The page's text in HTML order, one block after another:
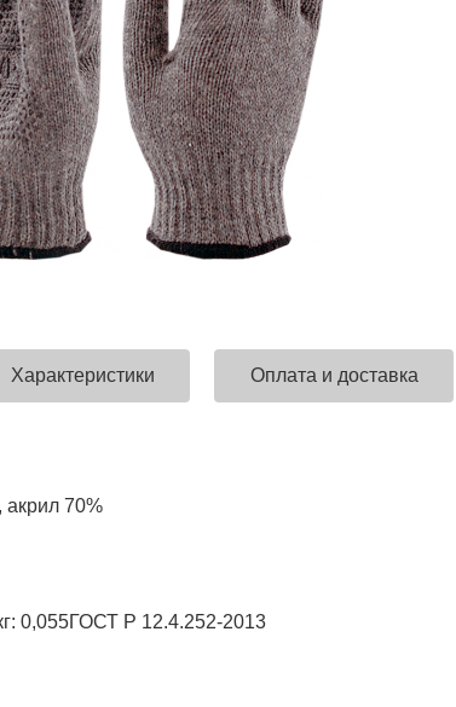
Униформа медработников
Характеристики Оплата и доставка
акрил 70%
0,055ГОСТ Р 12.4.252-2013